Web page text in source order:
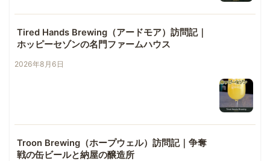
Tired Hands Brewing（アードモア）訪問記｜
ホッピーセゾンの名門ファームハウス
2026年8月6日
Troon Brewing（ホープウェル）訪問記｜争奪
戦の缶ビールと納屋の醸造所